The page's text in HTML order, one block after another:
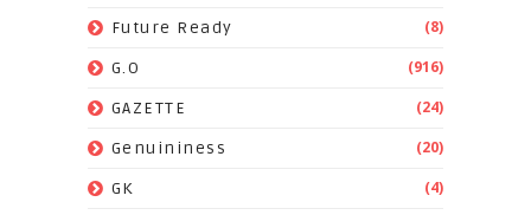
Future Ready (8)
G.O (916)
GAZETTE (24)
Genuininess (20)
GK (4)